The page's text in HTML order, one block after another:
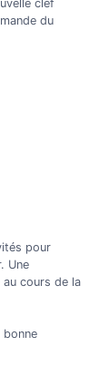
clef
du
pour
Une
cours de la
bonne